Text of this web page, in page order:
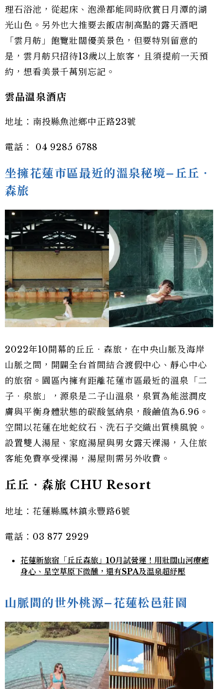
理石浴池，從起床、泡澡都能同時欣賞日月潭的湖
光山色。另外也大推要去飯店制高點的露天酒吧
「雲月舫」飽覽壯闊優美景色，但要特別留意的
是，雲月舫只招待13歲以上旅客，且須提前一天預
約，想看美景千萬別忘記。
雲品溫泉酒店
地址：南投縣魚池鄉中正路23號
電話： 04 9285 6788
坐擁花蓮市區最近的溫泉秘境–丘丘‧
森旅
2022年10開幕的丘丘‧森旅，在中央山脈及海岸
山脈之間，開闢全台首間結合渡假中心、靜心中心
的旅宿。園區內擁有距離花蓮市區最近的溫泉「二
子‧泉旅」，源泉是二子山溫泉，泉質為能滋潤皮
膚與平衡身體狀態的碳酸氫納泉，酸鹼值為6.96。
空間以花蓮在地蛇紋石、洗石子交織出質樸風貌。
設置雙人湯屋、家庭湯屋與男女露天裸湯，入住旅
客能免費享受裸湯，湯屋則需另外收費。
丘丘‧森旅 CHU Resort
地址：花蓮縣鳳林鎮永豐路6號
電話：03 877 2929
花蓮新旅宿「丘丘森旅」10月試營運！用壯闊山河療癒
身心、星空草原下微醺，還有SPA及溫泉超紓壓
山脈間的世外桃源–花蓮松邑莊園